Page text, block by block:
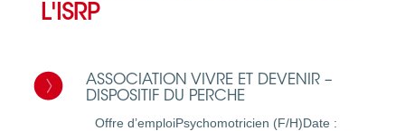
L'ISRP
ASSOCIATION VIVRE ET DEVENIR –
DISPOSITIF DU PERCHE
Offre d’emploiPsychomotricien (F/H)Date :